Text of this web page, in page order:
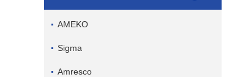
AMEKO
Sigma
Amresco